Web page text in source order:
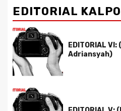
EDITORIAL
EDITORIAL
Adriansyah)